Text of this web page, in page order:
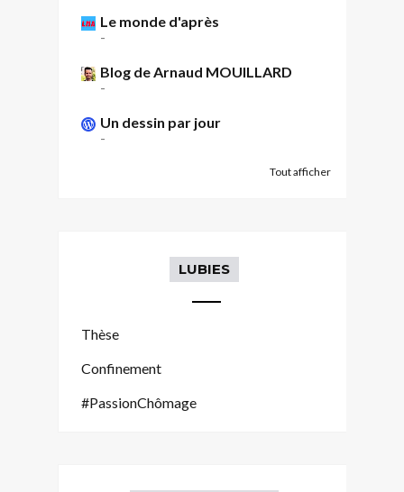
Le monde d'après
-
Blog de Arnaud MOUILLARD
-
Un dessin par jour
-
Tout afficher
LUBIES
Thèse
Confinement
#PassionChômage